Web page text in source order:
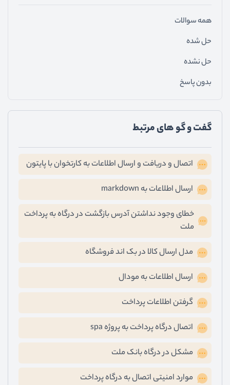
همه سوالات
حل شده
حل نشده
بدون پاسخ
گفت و گو های مرتبط
اتصال و دریافت و ارسال اطلاعات به کارتخوان با پایتون
ارسال اطلاعات به markdown
خطای وجود نداشتن آدرس بازگشت در درگاه به پرداخت
ملت
مدل ارسال کالا در بک اند فروشگاه
ارسال اطلاعات به مودال
گرفتن اطلاعات پرداخت
اتصال درگاه پرداخت به پروژه spa
مشکل در درگاه بانک ملت
موارد امنیتی اتصال به درگاه پرداخت